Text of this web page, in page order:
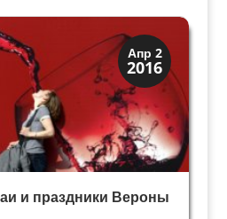
—...
Апр 2
2016
легенды
и праздники Вероны